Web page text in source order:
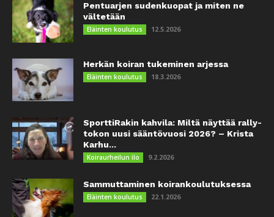
Pentuarjen sudenkuopat ja miten ne
vältetään
Eläinten koulutus 12.5.2026
Herkän koiran tukeminen arjessa
Eläinten koulutus 18.3.2026
SporttiRakin kahvila: Miltä näyttää rally-
tokon uusi sääntövuosi 2026? – Krista
Karhu...
Koiraurheilun ilo 9.2.2026
Sammuttaminen koirankoulutuksessa
Eläinten koulutus 22.1.2026